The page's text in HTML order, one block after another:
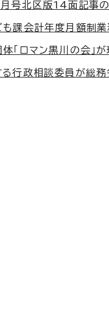
号北区版14面記事
課会計年度月額制
「ロマン黒川の会」
行政相談委員が総務